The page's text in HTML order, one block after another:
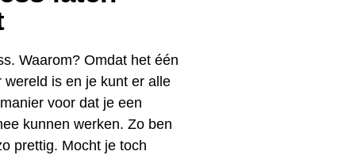
Waarom? Omdat het één
is en je kunt er alle
voor dat je een
kunnen werken. Zo ben
prettig. Mocht je toch